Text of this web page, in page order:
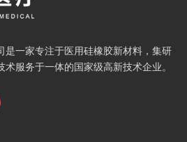
是人，人与人本是相同的，然而他们
壤之别。仁慈的行为源于道义，而危害
不顾道义去争夺利益，那么就会出现臣
样违背人伦的事情。这样的君臣、父
是一家专注于医用硅橡胶新材料，集研
服务于一体的国家级高新技术企业。